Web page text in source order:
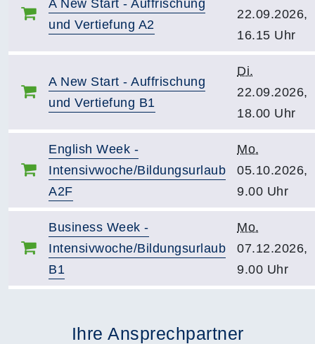
A New Start - Auffrischung
und Vertiefung A2
22.09.2026,
16.15 Uhr
A New Start - Auffrischung
und Vertiefung B1
Di.
22.09.2026,
18.00 Uhr
English Week -
Intensivwoche/Bildungsurlaub
A2F
Mo.
05.10.2026,
9.00 Uhr
Business Week -
Intensivwoche/Bildungsurlaub
B1
Mo.
07.12.2026,
9.00 Uhr
Ihre Ansprechpartner